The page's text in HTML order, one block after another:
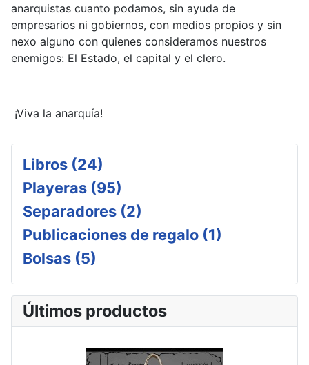
anarquistas cuanto podamos, sin ayuda de
empresarios ni gobiernos, con medios propios y sin
nexo alguno con quienes consideramos nuestros
enemigos: El Estado, el capital y el clero.
¡Viva la anarquía!
Libros (24)
Playeras (95)
Separadores (2)
Publicaciones de regalo (1)
Bolsas (5)
Últimos productos